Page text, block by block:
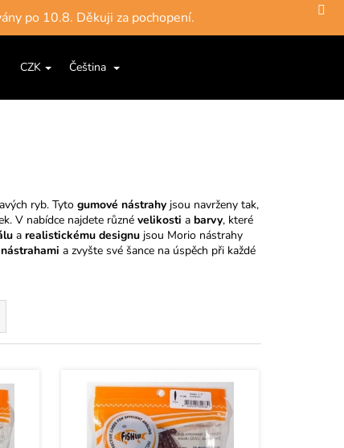
po 10.8. Děkuji za pochopení.
a šňůry Jigové hlavičky, háčky
CZK Čeština
Přihlášení
košík
ryb. Tyto gumové nástrahy jsou navrženy tak,
V nabídce najdete různé velikosti a barvy, které
a realistickému designu jsou Morio nástrahy
a zvyšte své šance na úspěch při každé